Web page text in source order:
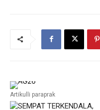
Artikulli paraprak